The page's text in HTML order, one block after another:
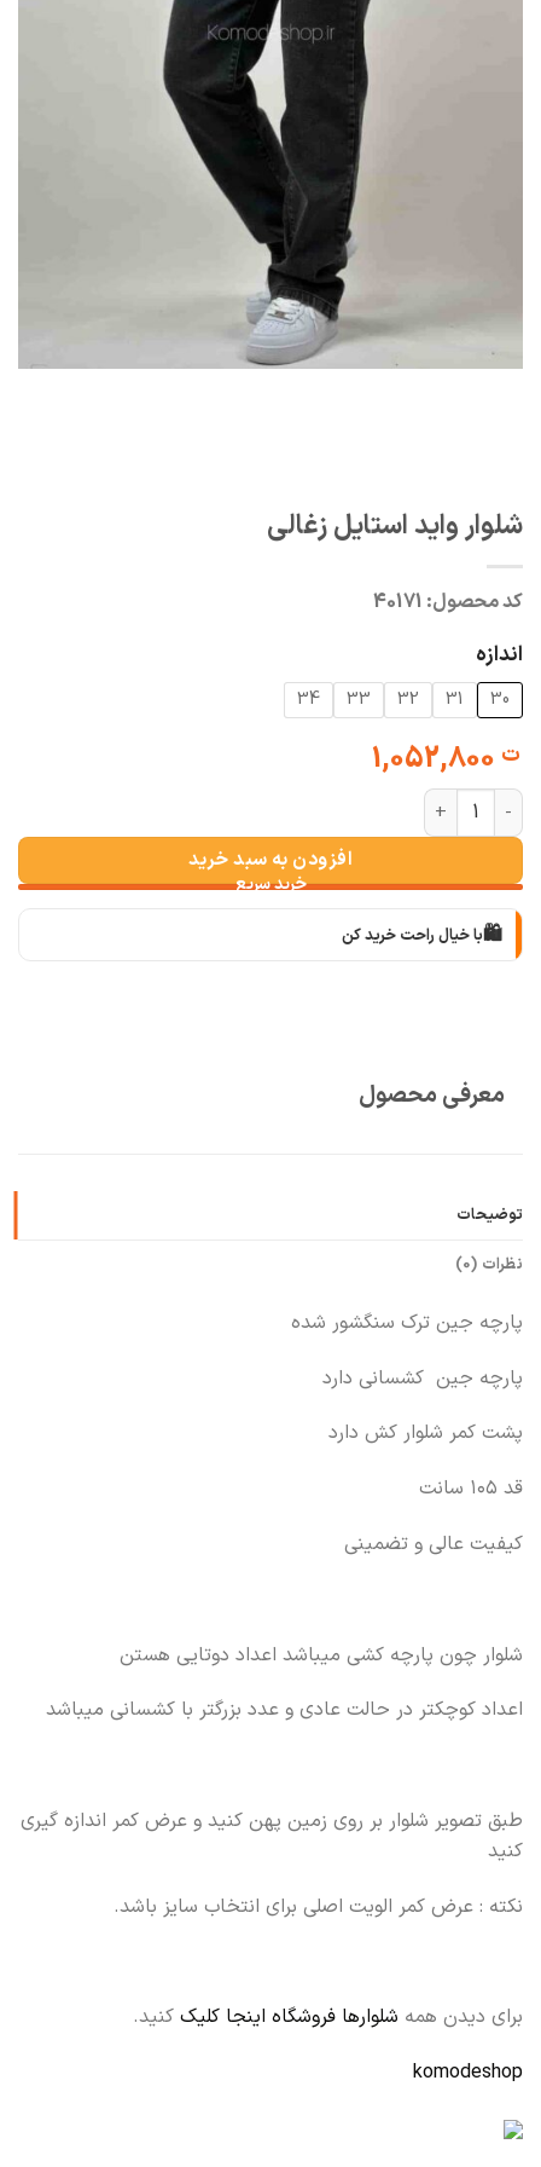
شلوار واید استایل زغالی
کد محصول:40171
اندازه
30
31
32
33
34
ت1,052,800
شلوار واید استایل زغالی عدد
افزودن به سبد خرید
🛍️با خیال راحت خرید کن
🧡بعد از خرید هم کنارتیم
معرفی محصول
توضیحات
نظرات (0)
پارچه جین ترک سنگشور شده
پارچه جین کشسانی دارد
پشت کمر شلوار کش دارد
قد ۱۰۵ سانت
کیفیت عالی و تضمینی
شلوار چون پارچه کشی میباشد اعداد دوتایی هستن
اعداد کوچکتر در حالت عادی و عدد بزرگتر با کشسانی میباشد
طبق تصویر شلوار بر روی زمین پهن کنید و عرض کمر اندازه گیری
کنید
نکته : عرض کمر الویت اصلی برای انتخاب سایز باشد.
برای دیدن همه شلوارها فروشگاه اینجا کلیککنید.
komodeshop